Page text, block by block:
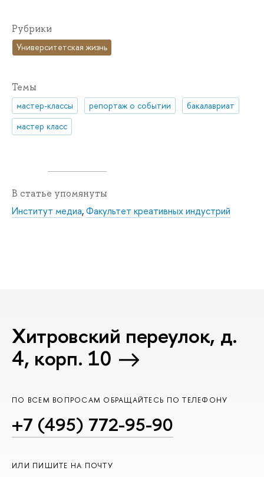
Рубрики
Университетская жизнь
Темы
мастер-классы репортаж о событии
бакалавриат
мастер класс
В статье упомянуты
Институт медиа,Факультет креативных индустрий
Хитровский переулок, д.
4, корп. 10
ПО ВСЕМ ВОПРОСАМ ОБРАЩАЙТЕСЬ ПО ТЕЛЕФОНУ
+7 (495) 772-95-90
ИЛИ ПИШИТЕ НА ПОЧТУ